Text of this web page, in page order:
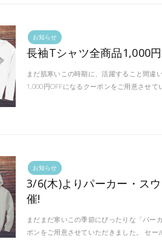
お知らせ
長袖Tシャツ全商品1,000
まだ肌寒いこの時期に、活躍すること間違
1,000円OFFになるクーポンをご用意させて
お知らせ
3/6(木)よりパーカー・ス
催!
まだまだ寒いこの季節にぴったりな「パー
ポンをご用意させていただきました。 セー